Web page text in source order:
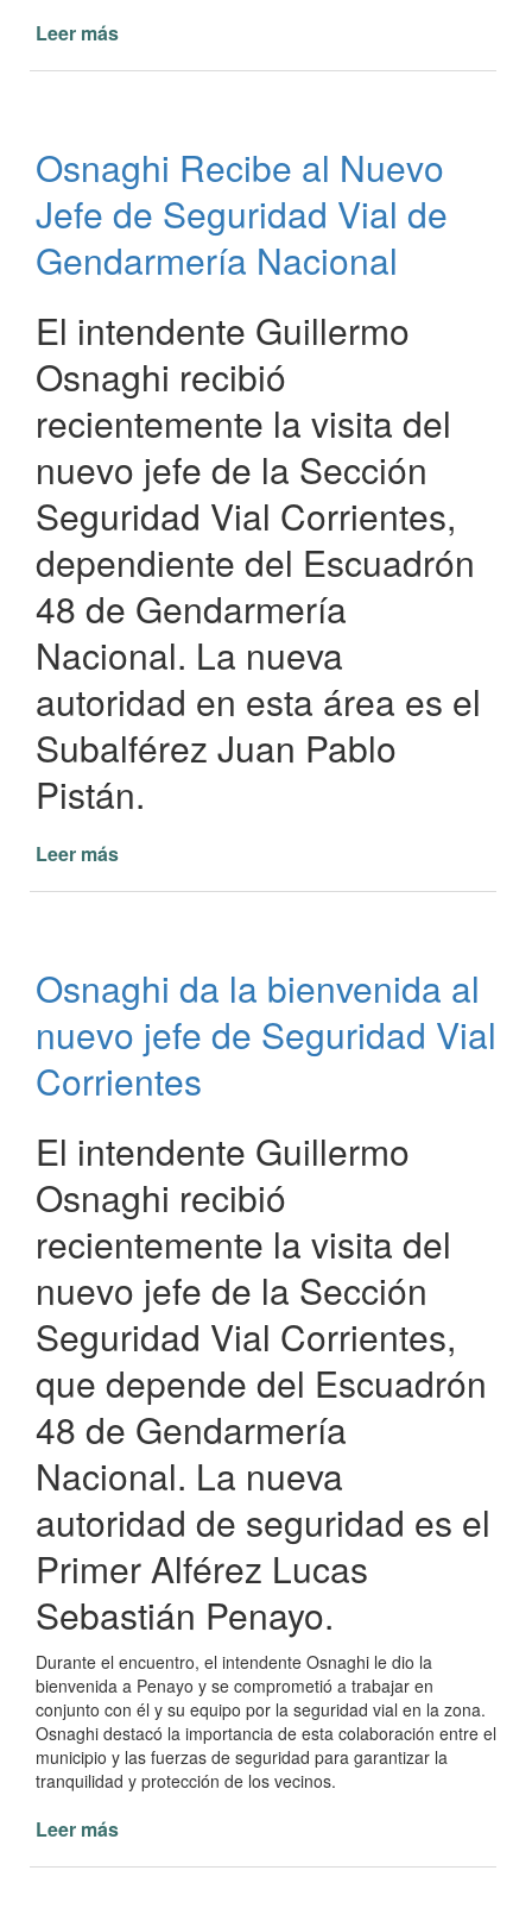
Leer más
en
la
Escuela
Secundaria
"Miguel
Giménez"
Osnaghi Recibe al Nuevo
Jefe de Seguridad Vial de
Gendarmería Nacional
El intendente Guillermo
Osnaghi recibió
recientemente la visita del
nuevo jefe de la Sección
Seguridad Vial Corrientes,
dependiente del Escuadrón
48 de Gendarmería
Nacional. La nueva
autoridad en esta área es el
Subalférez Juan Pablo
Pistán.
Leer más
Jefe
de
Seguridad
Vial
de
Nacional
Osnaghi da la bienvenida al
nuevo jefe de Seguridad Vial
Corrientes
El intendente Guillermo
Osnaghi recibió
recientemente la visita del
nuevo jefe de la Sección
Seguridad Vial Corrientes,
que depende del Escuadrón
48 de Gendarmería
Nacional. La nueva
autoridad de seguridad es el
Primer Alférez Lucas
Sebastián Penayo.
Durante el encuentro, el intendente Osnaghi le dio la
bienvenida a Penayo y se comprometió a trabajar en
conjunto con él y su equipo por la seguridad vial en la zona.
Osnaghi destacó la importancia de esta colaboración entre el
municipio y las fuerzas de seguridad para garantizar la
tranquilidad y protección de los vecinos.
Leer más